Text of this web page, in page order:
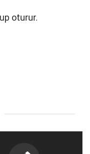
oturur.